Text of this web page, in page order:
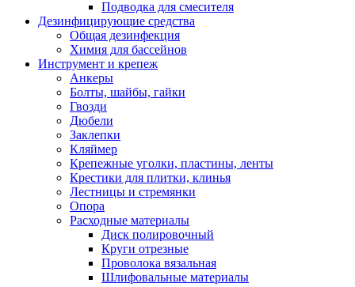
Подводка для смесителя
Дезинфицирующие средства
Общая дезинфекция
Химия для бассейнов
Инструмент и крепеж
Анкеры
Болты, шайбы, гайки
Гвозди
Дюбели
Заклепки
Кляймер
Крепежные уголки, пластины, ленты
Крестики для плитки, клинья
Лестницы и стремянки
Опора
Расходные материалы
Диск полировочный
Круги отрезные
Проволока вязальная
Шлифовальные материалы